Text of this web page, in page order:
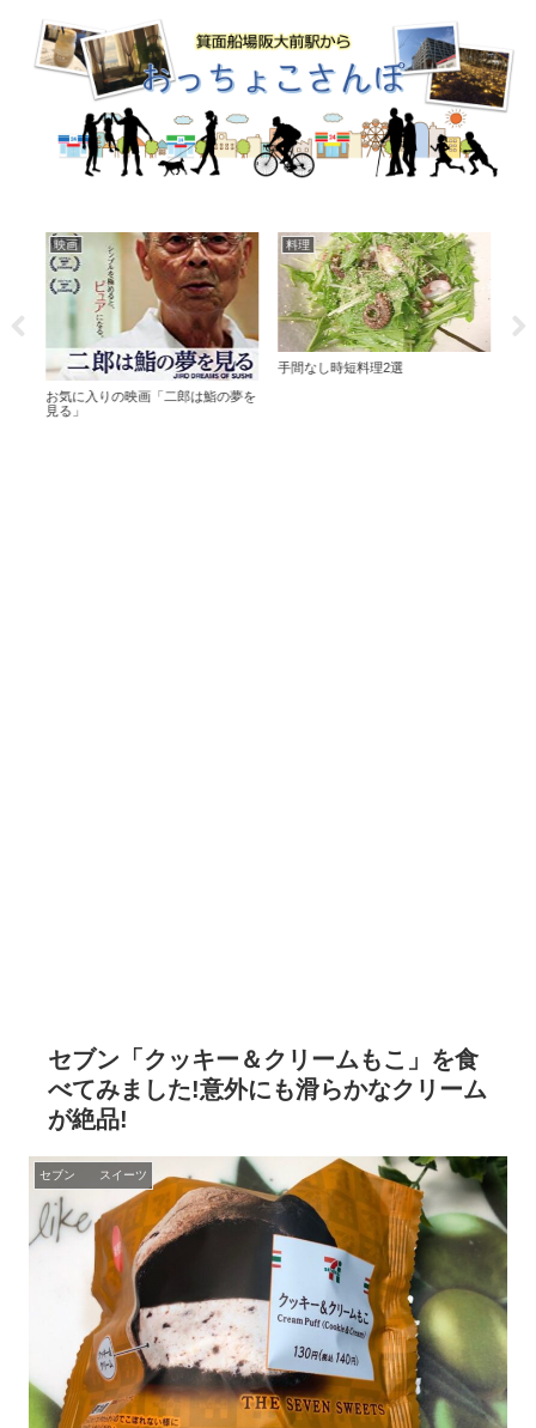
映画
お気に入りの映画「二郎は鮨の夢を
見る」
料理
手間なし時短料理2選
セブン「クッキー＆クリームもこ」を食
べてみました!意外にも滑らかなクリーム
が絶品!
セブン スイーツ